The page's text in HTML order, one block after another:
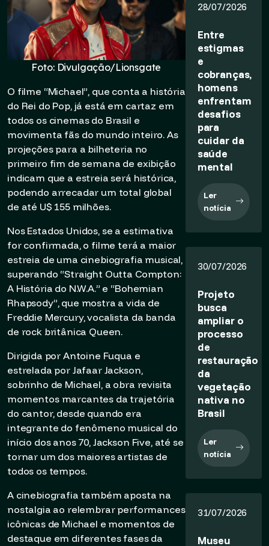
Foto: Divulgação/Lionsgate
O filme “Michael”, que conta a história
do Rei do Pop, já está em cartaz em
todos os cinemas do Brasil e
movimenta fãs do mundo inteiro. As
projeções para a bilheteria no
primeiro fim de semana de exibição
indicam que a estreia será histórica,
podendo arrecadar um total global
de até U$ 155 milhões.
Nos Estados Unidos, se a estimativa
for confirmada, o filme terá a maior
estreia de uma cinebiografia musical,
superando “Straight Outta Compton:
A História do N.W.A.” e “Bohemian
Rhapsody”, que mostra a vida de
Freddie Mercury, vocalista da banda
de rock britânica Queen.
Dirigida por Antoine Fuqua e
estrelada por Jafaar Jackson,
sobrinho de Michael, a obra revisita
momentos marcantes da trajetória
do cantor, desde quando era
integrante do fenômeno musical do
início dos anos 70, Jackson Five, até se
tornar um dos maiores artistas de
todos os tempos.
A cinebiografia também aposta na
nostalgia ao relembrar performances
icônicas de Michael e momentos de
destaque em diferentes fases da
28/07/2026
Entre
estigmas
e
cobranças,
homens
enfrentam
desafios
para
cuidar da
saúde
mental
Ler
notícia
30/07/2026
Projeto
busca
ampliar o
processo
de
restauração
da
vegetação
nativa no
Brasil
Ler
notícia
31/07/2026
Museu